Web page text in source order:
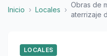
Inicio › Locales ›
Obras de
aterrizaje
LOCALES